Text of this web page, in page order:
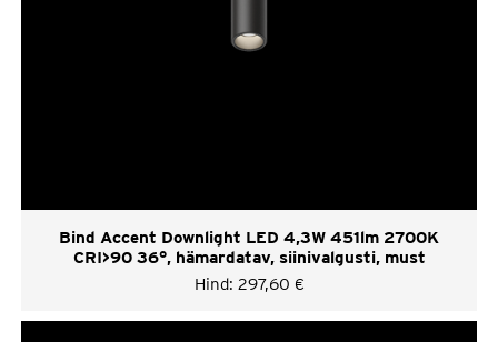
Bind Accent Downlight LED 4,3W 451lm 2700K
CRI>90 36°, hämardatav, siinivalgusti, must
Hind: 297,60 €